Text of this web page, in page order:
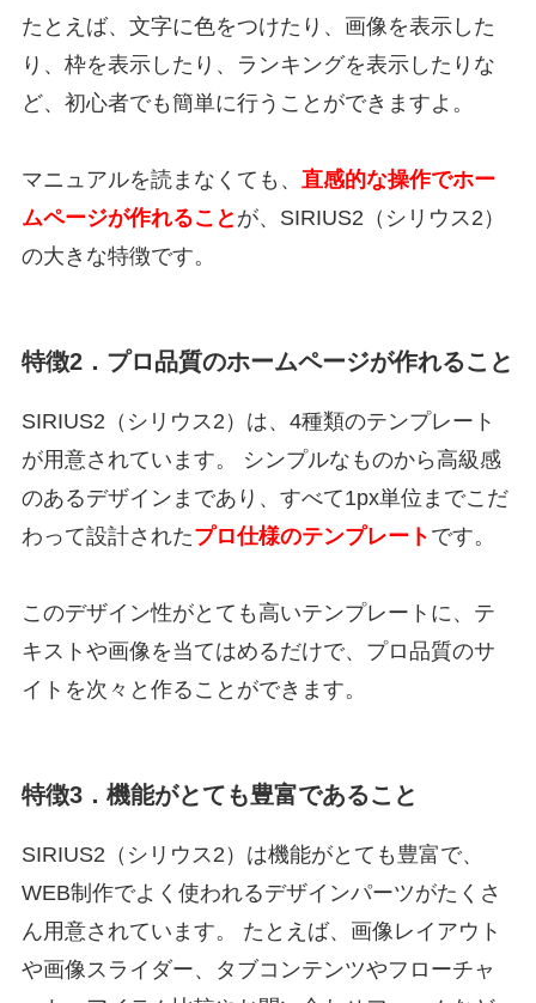
たとえば、文字に色をつけたり、画像を表示した
り、枠を表示したり、ランキングを表示したりな
ど、初心者でも簡単に行うことができますよ。
マニュアルを読まなくても、 直感的な操作でホー
ムページが作れること が、SIRIUS2（シリウス2）
の大きな特徴です。
特徴2．プロ品質のホームページが作れること
SIRIUS2（シリウス2）は、4種類のテンプレート
が用意されています。 シンプルなものから高級感
のあるデザインまであり、すべて1px単位までこだ
わって設計されたプロ仕様のテンプレート です。
このデザイン性がとても高いテンプレートに、テ
キストや画像を当てはめるだけで、プロ品質のサ
イトを次々と作ることができます。
特徴3．機能がとても豊富であること
SIRIUS2（シリウス2）は機能がとても豊富で、
WEB制作でよく使われるデザインパーツがたくさ
ん用意されています。 たとえば、画像レイアウト
や画像スライダー、タブコンテンツやフローチャ